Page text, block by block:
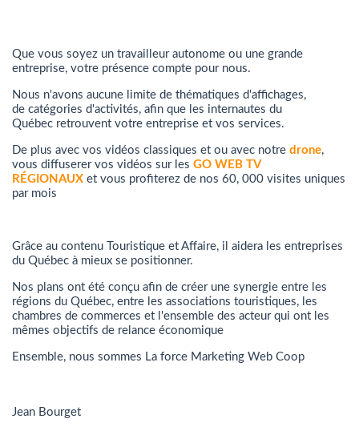
Que vous soyez un travailleur autonome ou une grande
entreprise, votre présence compte pour nous.
Nous n'avons aucune limite de thématiques d'affichages,
de catégories d'activités, afin que les internautes du
Québec retrouvent votre entreprise et vos services.
De plus avec vos vidéos classiques et ou avec notre drone,
vous diffuserer vos vidéos sur les GO WEB TV
RÉGIONAUX et vous profiterez de nos 60, 000 visites uniques
par mois
Grâce au contenu Touristique et Affaire, il aidera les entreprises
du Québec à mieux se positionner.
Nos plans ont été conçu afin de créer une synergie entre les
régions du Québec, entre les associations touristiques, les
chambres de commerces et l'ensemble des acteur qui ont les
mêmes objectifs de relance économique
Ensemble, nous sommes La force Marketing Web Coop
Jean Bourget